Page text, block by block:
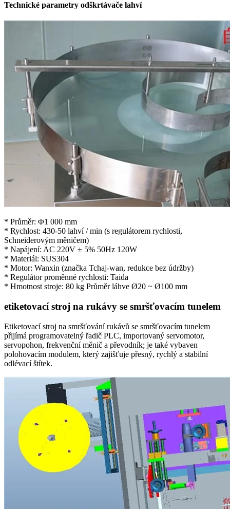
Technické parametry odškrtávače lahví
* Průměr: Φ1 000 mm
* Rychlost: 430-50 lahví / min (s regulátorem rychlosti,
Schneiderovým měničem)
* Napájení: AC 220V ± 5% 50Hz 120W
* Materiál: SUS304
* Motor: Wanxin (značka Tchaj-wan, redukce bez údržby)
* Regulátor proměnné rychlosti: Taida
* Hmotnost stroje: 80 kg Průměr láhve Ø20 ~ Ø100 mm
etiketovací stroj na rukávy se smršťovacím tunelem
Etiketovací stroj na smršťování rukávů se smršťovacím tunelem
přijímá programovatelný řadič PLC, importovaný servomotor,
servopohon, frekvenční měnič a převodník; je také vybaven
polohovacím modulem, který zajišťuje přesný, rychlý a stabilní
odlévací štítek.